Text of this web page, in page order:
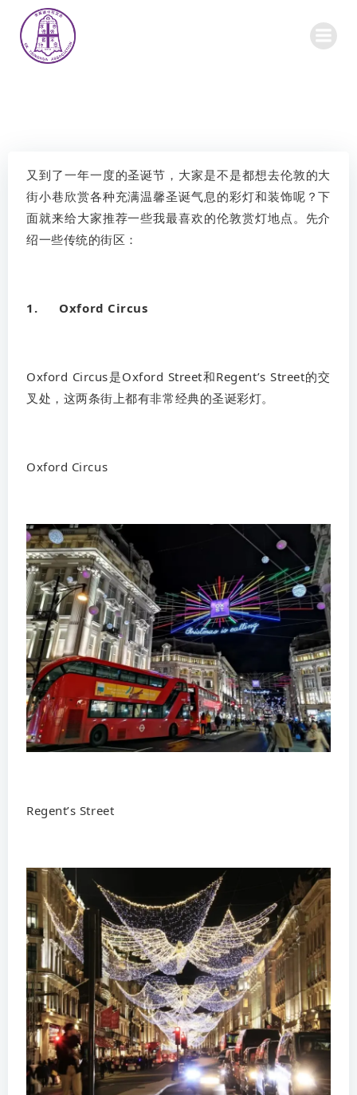
又到了一年一度的圣诞节，大家是不是都想去伦敦的大
街小巷欣赏各种充满温馨圣诞气息的彩灯和装饰呢？下
面就来给大家推荐一些我最喜欢的伦敦赏灯地点。先介
绍一些传统的街区：
1. Oxford Circus
Oxford Circus是Oxford Street和Regent’s Street的交
叉处，这两条街上都有非常经典的圣诞彩灯。
Oxford Circus
Regent’s Street